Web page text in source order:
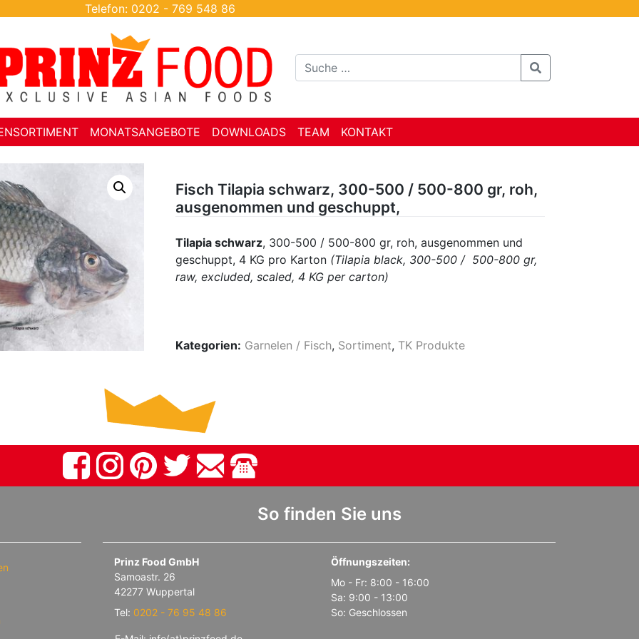
Telefon: 0202 - 769 548 86
MONATSANGEBOTE DOWNLOADS TEAM KONTAKT
Fisch Tilapia schwarz, 300-500 / 500-800 gr, roh,
ausgenommen und geschuppt,
Tilapia schwarz, 300-500 / 500-800 gr, roh, ausgenommen und
geschuppt, 4 KG pro Karton (Tilapia black, 300-500 / 500-800 gr,
raw, excluded, scaled, 4 KG per carton)
Kategorien: Garnelen / Fisch, Sortiment, TK Produkte
So finden Sie uns
Prinz Food GmbH
Samoastr. 26
42277 Wuppertal
Tel: 0202 - 76 95 48 86
Öffnungszeiten:
Mo - Fr: 8:00 - 16:00
Sa: 9:00 - 13:00
So: Geschlossen